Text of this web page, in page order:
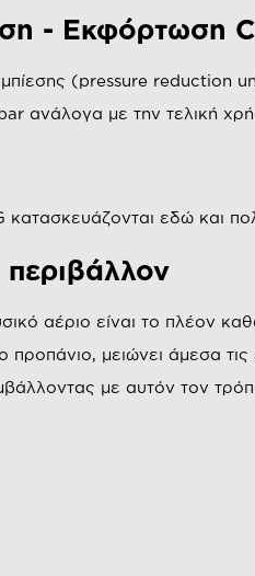
- Εκφόρτωση
(pressure reduction
ανάλογα με την τελική
κατασκευάζονται εδώ και
περιβάλλον
αέριο είναι το πλέον
προπάνιο, μειώνει άμεσα
με αυτόν τον